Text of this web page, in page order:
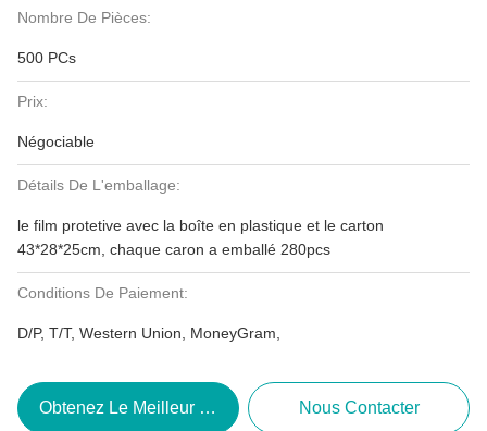
Nombre De Pièces:
500 PCs
Prix:
Négociable
Détails De L'emballage:
le film protetive avec la boîte en plastique et le carton
43*28*25cm, chaque caron a emballé 280pcs
Conditions De Paiement:
D/P, T/T, Western Union, MoneyGram,
Obtenez Le Meilleur Prix Nous Contacter